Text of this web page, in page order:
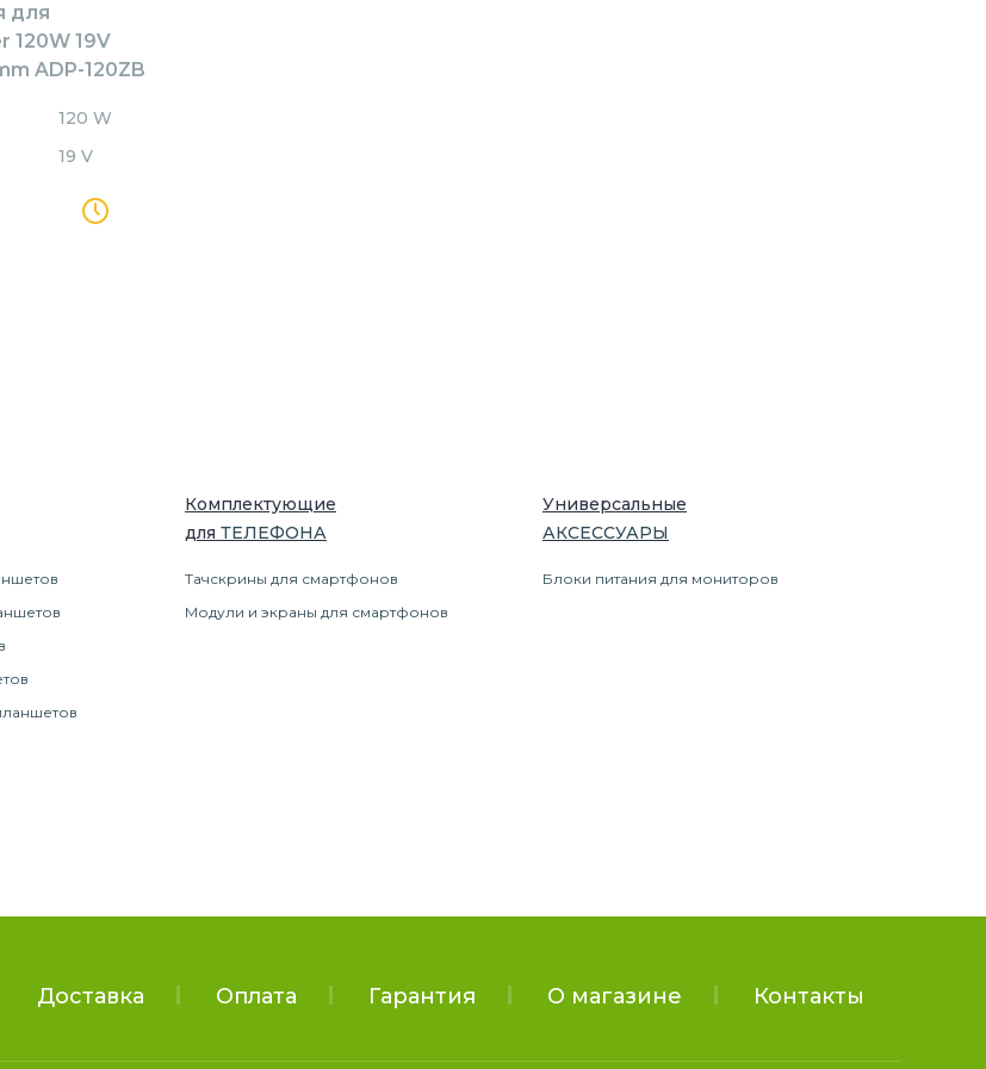
для
120W 19V
ADP-120ZB
120 W
19 V
Комплектующие
для ТЕЛЕФОНА
Тачскрины для смартфонов
Модули и экраны для смартфонов
Универсальные
АКСЕССУАРЫ
Блоки питания для мониторов
Доставка Оплата Гарантия О магазине Контакты